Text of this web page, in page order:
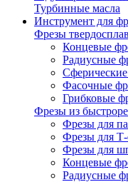
Турбинные масла
Инструмент для
Фрезы
Концевые
Радиусные
Фасочные
Грибковые
Фрезы из
Фрезы для
Фрезы для Т-
Фрезы для
Концевые
Радиусные